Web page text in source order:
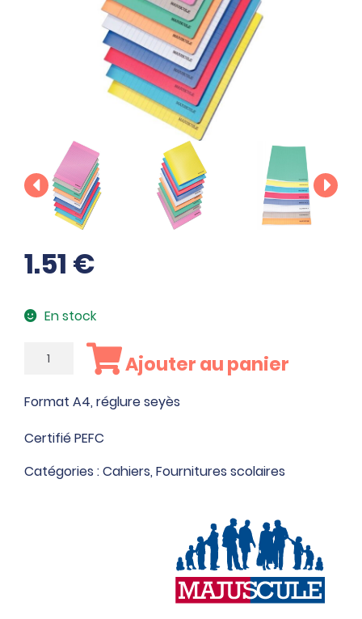
1.51 €
En stock
quantité
96
pages
Ajouter au panier
Format A4, réglure seyès
Certifié PEFC
Catégories :Cahiers, Fournitures scolaires